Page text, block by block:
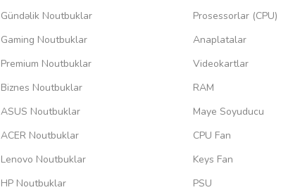
Gündəlik Noutbuklar
Gaming Noutbuklar
Premium Noutbuklar
Biznes Noutbuklar
ASUS Noutbuklar
ACER Noutbuklar
Lenovo Noutbuklar
HP Noutbuklar
Prosessorlar (CPU)
Anaplatalar
Videokartlar
RAM
Maye Soyuducu
CPU Fan
Keys Fan
PSU